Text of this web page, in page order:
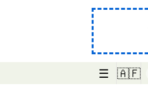
🇦🇫
☰